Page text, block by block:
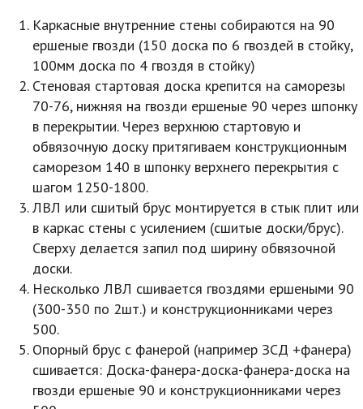
Каркасные внутренние стены собираются на 90
ершеные гвозди (150 доска по 6 гвоздей в стойку,
100мм доска по 4 гвоздя в стойку)
Стеновая стартовая доска крепится на саморезы
70-76, нижняя на гвозди ершеные 90 через шпонку
в перекрытии. Через верхнюю стартовую и
обвязочную доску притягиваем конструкционным
саморезом 140 в шпонку верхнего перекрытия с
шагом 1250-1800.
ЛВЛ или сшитый брус монтируется в стык плит или
в каркас стены с усилением (сшитые доски/брус).
Сверху делается запил под ширину обвязочной
доски.
Несколько ЛВЛ сшивается гвоздями ершеными 90
(300-350 по 2шт.) и конструкционниками через
500.
Опорный брус с фанерой (например ЗСД +фанера)
сшивается: Доска-фанера-доска-фанера-доска на
гвозди ершеные 90 и конструкционниками через